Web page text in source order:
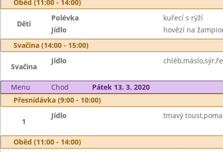
Oběd (11:00 - 14:00)
Děti
Polévka
kuřecí s rýží
Jídlo
hovězí na
Svačina (14:00 - 15:00)
Svačina
Jídlo
Menu Chod
Pátek 13. 3. 2020
Přesnídávka (9:00 - 10:00)
1
Jídlo tmavý
Oběd (11:00 - 14:00)